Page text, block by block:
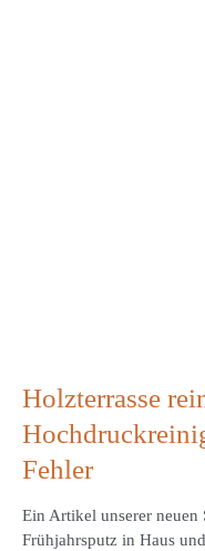
Holzterrasse
Fehler
Ein Artikel unserer neuen
Frühjahrsputz in Haus